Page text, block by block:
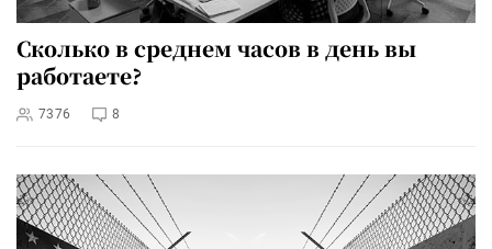
Сколько в среднем часов в день вы
работаете?
7376 8